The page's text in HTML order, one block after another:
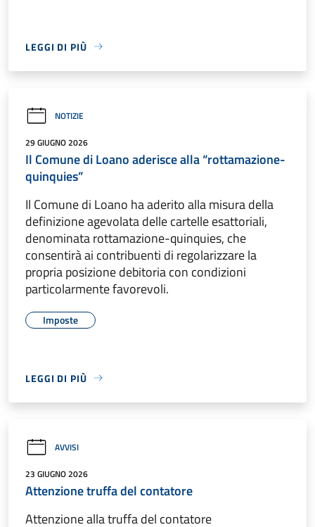
LEGGI DI PIÙ
NOTIZIE
29 GIUGNO 2026
Il Comune di Loano aderisce alla “rottamazione-
quinquies”
Il Comune di Loano ha aderito alla misura della
definizione agevolata delle cartelle esattoriali,
denominata rottamazione-quinquies, che
consentirà ai contribuenti di regolarizzare la
propria posizione debitoria con condizioni
particolarmente favorevoli.
Imposte
LEGGI DI PIÙ
AVVISI
23 GIUGNO 2026
Attenzione truffa del contatore
Attenzione alla truffa del contatore